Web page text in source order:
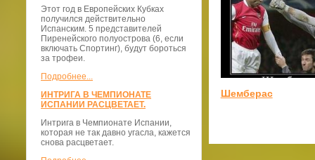
Этот год в Европейских Кубках
получился действительно
Испанским. 5 представителей
Пиренейского полуострова (6, если
включать Спортинг), будут бороться
за трофеи.
Подробнее...
ИНТРИГА В ЧЕМПИОНАТЕ
ИСПАНИИ РАСЦВЕТАЕТ.
Интрига в Чемпионате Испании,
которая не так давно угасла, кажется
снова расцветает.
Шемберас